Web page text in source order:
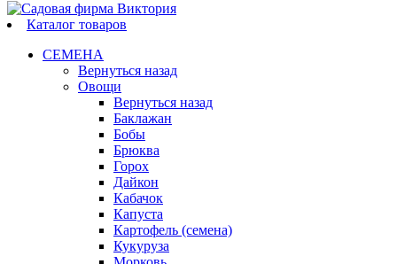
Каталог товаров
СЕМЕНА
Вернуться назад
Овощи
Вернуться назад
Баклажан
Бобы
Брюква
Горох
Дайкон
Кабачок
Капуста
Картофель (семена)
Кукуруза